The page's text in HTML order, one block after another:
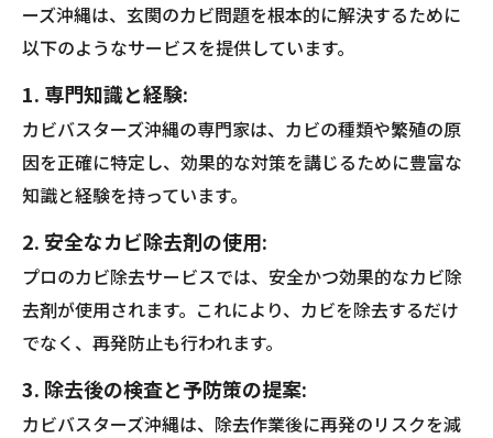
ーズ沖縄は、玄関のカビ問題を根本的に解決するために
以下のようなサービスを提供しています。
1. 専門知識と経験:
カビバスターズ沖縄の専門家は、カビの種類や繁殖の原
因を正確に特定し、効果的な対策を講じるために豊富な
知識と経験を持っています。
2. 安全なカビ除去剤の使用:
プロのカビ除去サービスでは、安全かつ効果的なカビ除
去剤が使用されます。これにより、カビを除去するだけ
でなく、再発防止も行われます。
3. 除去後の検査と予防策の提案:
カビバスターズ沖縄は、除去作業後に再発のリスクを減